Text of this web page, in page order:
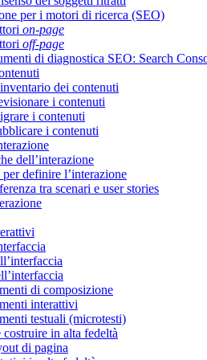
per i motori di ricerca (SEO)
on-page
off-page
di diagnostica SEO: Search
dei contenuti
i contenuti
i contenuti
i contenuti
dell’interazione
definire l’interazione
tra scenari e user stories
di composizione
interattivi
testuali (microtesti)
costruire in alta fedeltà
di pagina